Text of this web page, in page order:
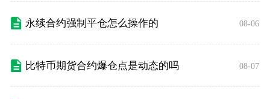
永续合约强制平仓怎么操作的 08-06
比特币期货合约爆仓点是动态的吗 08-07